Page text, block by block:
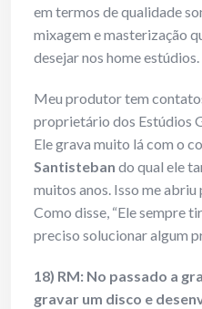
em termos de qualidade
mixagem e masterização
desejar nos home estúdios.
Meu produtor tem
proprietário dos Estúdios
Ele grava muito lá com o
Santisteban do qual ele
muitos anos. Isso me
Como disse, “Ele sempre
preciso solucionar algum
18) RM: No passado a
gravar um disco e